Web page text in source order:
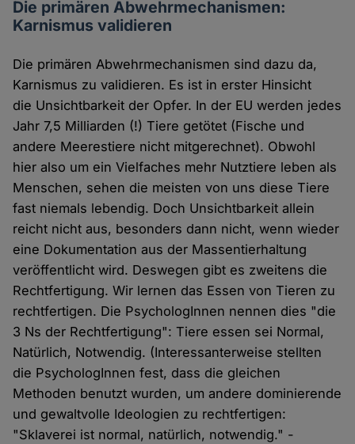
Die primären Abwehrmechanismen:
Karnismus validieren
Die primären Abwehrmechanismen sind dazu da,
Karnismus zu validieren. Es ist in erster Hinsicht
die Unsichtbarkeit der Opfer. In der EU werden jedes
Jahr 7,5 Milliarden (!) Tiere getötet (Fische und
andere Meerestiere nicht mitgerechnet). Obwohl
hier also um ein Vielfaches mehr Nutztiere leben als
Menschen, sehen die meisten von uns diese Tiere
fast niemals lebendig. Doch Unsichtbarkeit allein
reicht nicht aus, besonders dann nicht, wenn wieder
eine Dokumentation aus der Massentierhaltung
veröffentlicht wird. Deswegen gibt es zweitens die
Rechtfertigung. Wir lernen das Essen von Tieren zu
rechtfertigen. Die PsychologInnen nennen dies "die
3 Ns der Rechtfertigung": Tiere essen sei Normal,
Natürlich, Notwendig. (Interessanterweise stellten
die PsychologInnen fest, dass die gleichen
Methoden benutzt wurden, um andere dominierende
und gewaltvolle Ideologien zu rechtfertigen:
"Sklaverei ist normal, natürlich, notwendig." -